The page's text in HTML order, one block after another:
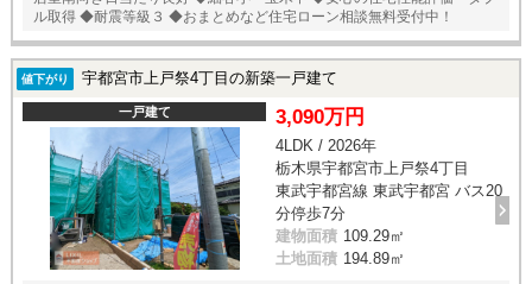
ル取得 ◆耐震等級３ ◆おまとめなど住宅ローン相談無料受付中！
値下がり 宇都宮市上戸祭4丁目の新築一戸建て
一戸建て 3,090万円
4LDK / 2026年
栃木県宇都宮市上戸祭4丁目
東武宇都宮線 東武宇都宮 バス20
分停歩7分
建物面積 109.29㎡
土地面積 194.89㎡